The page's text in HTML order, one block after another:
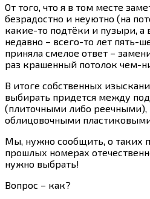
От того, что я в том месте
безрадостно и неуютно (на
какие-то подтёки и пузыри, а
недавно – всего-то лет пять-
приняла смелое ответ –
раз крашенный потолок чем-
В итоге собственных
выбирать придется между
(плиточными либо
облицовочными
Мы, нужно сообщить, о таких
прошлых номерах
нужно выбрать!
Вопрос – как?